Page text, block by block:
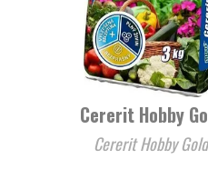
Cererit Hobby
Cererit Hobby Gold